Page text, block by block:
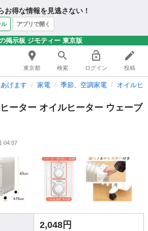
お得な情報を見逃さない！
ル アプリで開く
掲示板 ジモティー 東京版
東京都 検索 ログイン 投稿
げます 家電 季節、空調家電 オイルヒ
ーター オイルヒーター ウェーブ
04:07
2,048円